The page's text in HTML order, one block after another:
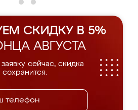
СКИДКУ В 5%
АВГУСТА
сейчас, скидка
сохранится.